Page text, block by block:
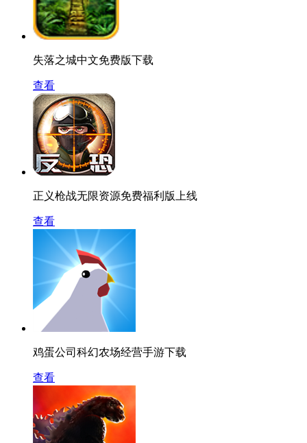
失落之城中文免费版下载
查看
正义枪战无限资源免费福利版上线
查看
鸡蛋公司科幻农场经营手游下载
查看